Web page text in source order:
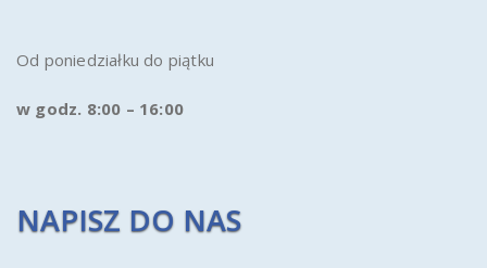
Od poniedziałku do piątku
w godz. 8:00 – 16:00
NAPISZ DO NAS